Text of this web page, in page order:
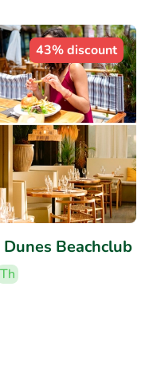
43% discount
Beachclub
Th